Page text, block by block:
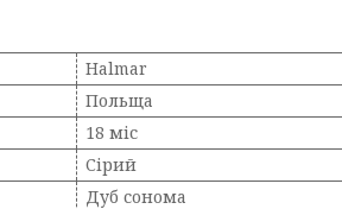
Halmar
Польща
18 міс
Сірий
Дуб сонома